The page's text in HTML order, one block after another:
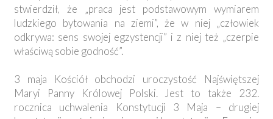
stwierdził, że „praca jest podstawowym wymiarem
ludzkiego bytowania na ziemi”, że w niej „człowiek
odkrywa: sens swojej egzystencji” i z niej też „czerpie
właściwą sobie godność”.
3 maja Kościół obchodzi uroczystość Najświętszej
Maryi Panny Królowej Polski. Jest to także 232.
rocznica uchwalenia Konstytucji 3 Maja – drugiej